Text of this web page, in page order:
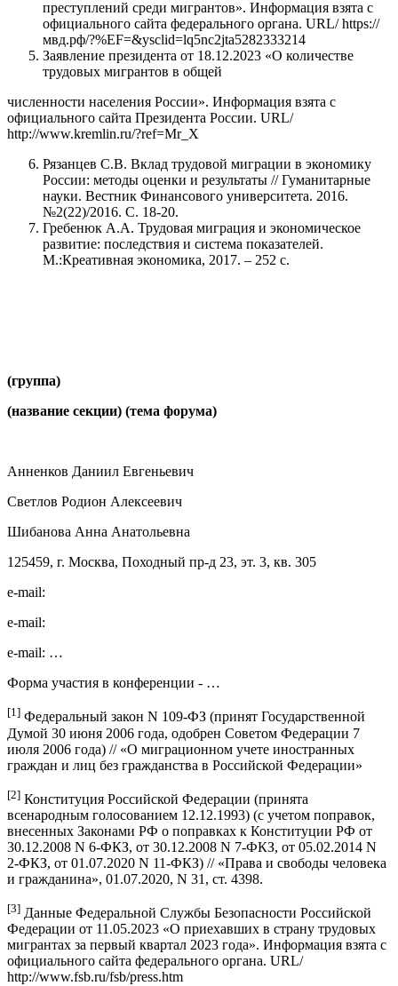
преступлений среди мигрантов». Информация взята с
официального сайта федерального органа. URL/ https://
мвд.рф/?%EF=&ysclid=lq5nc2jta5282333214
Заявление президента от 18.12.2023 «О количестве
трудовых мигрантов в общей
численности населения России». Информация взята с
официального сайта Президента России. URL/
http://www.kremlin.ru/?ref=Mr_X
Рязанцев С.В. Вклад трудовой миграции в экономику
России: методы оценки и результаты // Гуманитарные
науки. Вестник Финансового университета. 2016.
№2(22)/2016. С. 18-20.
Гребенюк А.А. Трудовая миграция и экономическое
развитие: последствия и система показателей.
М.:Креативная экономика, 2017. – 252 с.
(группа)
(название секции) (тема форума)
Анненков Даниил Евгеньевич
Светлов Родион Алексеевич
Шибанова Анна Анатольевна
125459, г. Москва, Походный пр-д 23, эт. 3, кв. 305
e-mail:
e-mail:
e-mail: …
Форма участия в конференции - …
[1] Федеральный закон N 109-ФЗ (принят Государственной
Думой 30 июня 2006 года, одобрен Советом Федерации 7
июля 2006 года) // «О миграционном учете иностранных
граждан и лиц без гражданства в Российской Федерации»
[2] Конституция Российской Федерации (принята
всенародным голосованием 12.12.1993) (с учетом поправок,
внесенных Законами РФ о поправках к Конституции РФ от
30.12.2008 N 6-ФКЗ, от 30.12.2008 N 7-ФКЗ, от 05.02.2014 N
2-ФКЗ, от 01.07.2020 N 11-ФКЗ) // «Права и свободы человека
и гражданина», 01.07.2020, N 31, ст. 4398.
[3] Данные Федеральной Службы Безопасности Российской
Федерации от 11.05.2023 «О приехавших в страну трудовых
мигрантах за первый квартал 2023 года». Информация взята с
официального сайта федерального органа. URL/
http://www.fsb.ru/fsb/press.htm